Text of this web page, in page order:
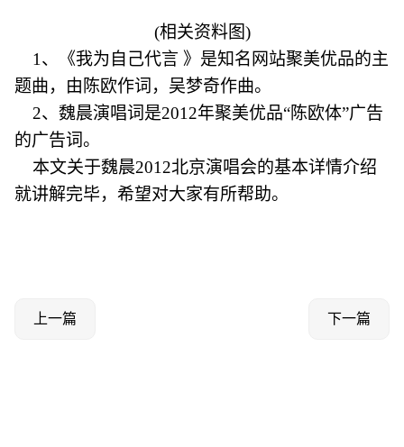
(相关资料图)
1、《我为自己代言 》是知名网站聚美优品的主
题曲，由陈欧作词，吴梦奇作曲。
2、魏晨演唱词是2012年聚美优品“陈欧体”广告
的广告词。
本文关于魏晨2012北京演唱会的基本详情介绍
就讲解完毕，希望对大家有所帮助。
上一篇 下一篇